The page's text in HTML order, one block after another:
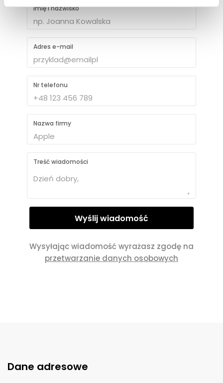
Imię i nazwisko
Adres e-mail
Nr telefonu
Nazwa firmy
Treść wiadomości
Wysyłając wiadomość wyrażasz zgodę na
przetwarzanie danych osobowych
Dane adresowe